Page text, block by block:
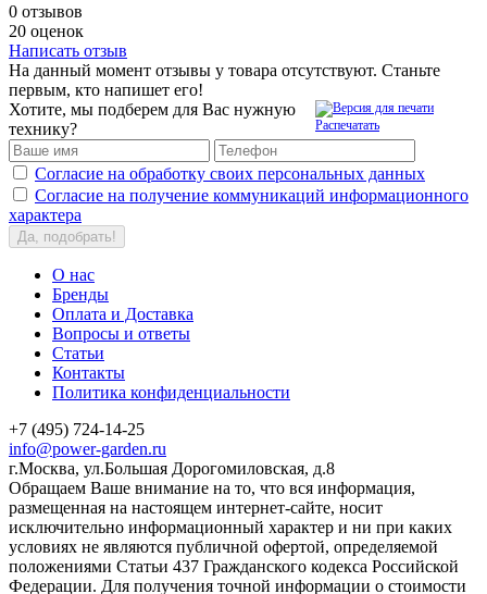
0 отзывов
20 оценок
Написать отзыв
На данный момент отзывы у товара отсутствуют. Станьте
первым, кто напишет его!
Распечатать
Хотите, мы подберем для Вас нужную
технику?
Согласие на обработку своих персональных данных
Согласие на получение коммуникаций информационного
характера
Да, подобрать!
О нас
Бренды
Оплата и Доставка
Вопросы и ответы
Статьи
Контакты
Политика конфиденциальности
+7 (495) 724-14-25
info@power-garden.ru
г.Москва, ул.Большая Дорогомиловская, д.8
Обращаем Ваше внимание на то, что вся информация,
размещенная на настоящем интернет-сайте, носит
исключительно информационный характер и ни при каких
условиях не являются публичной офертой, определяемой
положениями Статьи 437 Гражданского кодекса Российской
Федерации. Для получения точной информации о стоимости